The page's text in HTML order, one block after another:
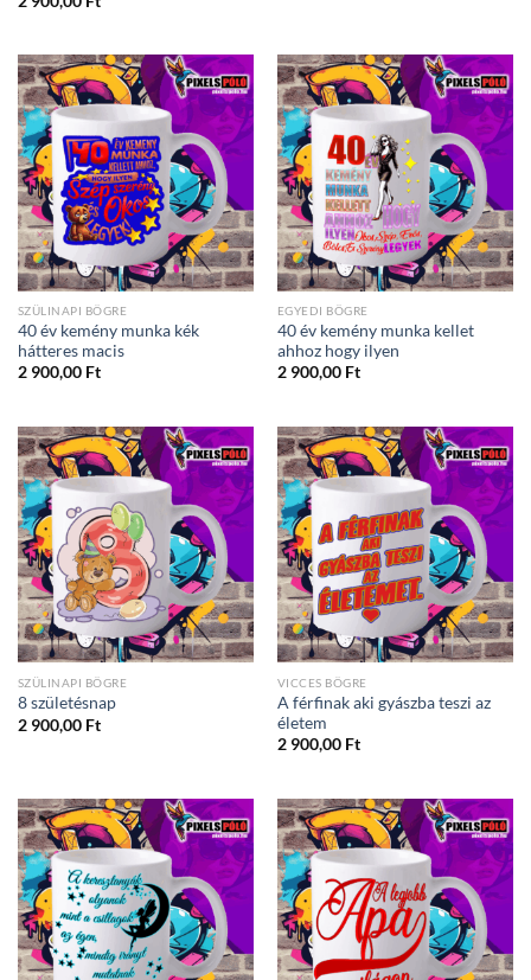
SZÜLINAPI BÖGRE
40 év kemény munka kék
hátteres macis
2 900,00 Ft
EGYEDI BÖGRE
40 év kemény munka kellet
ahhoz hogy ilyen
2 900,00 Ft
SZÜLINAPI BÖGRE
8 születésnap
2 900,00 Ft
VICCES BÖGRE
A férfinak aki gyászba teszi az
életem
2 900,00 Ft